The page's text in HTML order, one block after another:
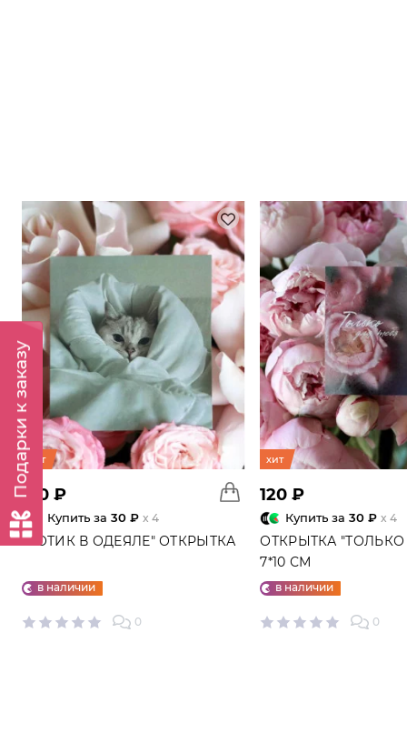
хит
120 ₽
Купить за 30 ₽ x 4
"КОТИК В ОДЕЯЛЕ" ОТКРЫТКА
в наличии
0
хит
120 ₽
Купить за 30 ₽ x 4
ОТКРЫТКА "ТОЛЬКО
7*10 СМ
в наличии
0
Подарки к заказу